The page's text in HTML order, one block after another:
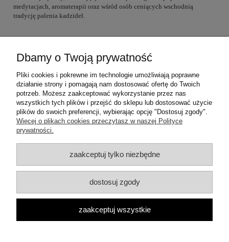
medytacjach, aromaterapii oraz wśród osób ceniących wschodnią
tradycję palenia kadzideł.
Warunki zakupów
Moje konto
Informacje o sklepie
Dane teleadresowe:
04-857 Warszawa
E-mail: dzambhala@dzambhala.pl
pokaż pełną wersję strony
Dbamy o Twoją prywatność
Pliki cookies i pokrewne im technologie umożliwiają poprawne
działanie strony i pomagają nam dostosować ofertę do Twoich
potrzeb. Możesz zaakceptować wykorzystanie przez nas
wszystkich tych plików i przejść do sklepu lub dostosować użycie
plików do swoich preferencji, wybierając opcję "Dostosuj zgody".
Więcej o plikach cookies przeczytasz w naszej Polityce
prywatności.
zaakceptuj tylko niezbędne
dostosuj zgody
zaakceptuj wszystkie